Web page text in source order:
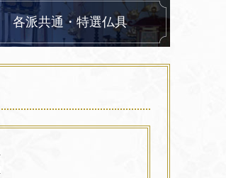
各派共通・特選仏具